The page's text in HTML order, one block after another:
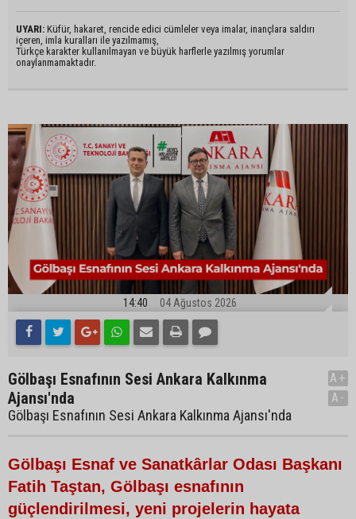
UYARI: Küfür, hakaret, rencide edici cümleler veya imalar, inançlara saldırı
içeren, imla kuralları ile yazılmamış,
Türkçe karakter kullanılmayan ve büyük harflerle yazılmış yorumlar
onaylanmamaktadır.
14:40 04 Ağustos 2026
Gölbaşı Esnafının Sesi Ankara Kalkınma
Ajansı'nda
Gölbaşı Esnafının Sesi Ankara Kalkınma Ajansı'nda
A+
A-
Gölbaşı Esnaf ve Sanatkârlar Odası Başkanı
Fatih Taştan, Gölbaşı esnafının
güçlendirilmesi, yeni projelerin hayata